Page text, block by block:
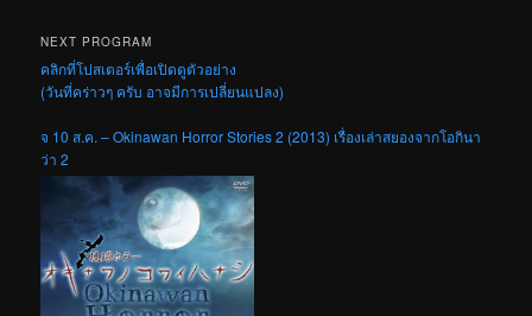
NEXT PROGRAM
คลิกที่โปสเตอร์เพื่อเปิดดูตัวอย่าง
(วันที่คร่าวๆ ครับ อาจมีการเปลี่ยนแปลง)
จ 10 ส.ค. – Okinawan Horror Stories 2 (2013) เรื่องเล่าสยองจากโอกินา
ว่า 2